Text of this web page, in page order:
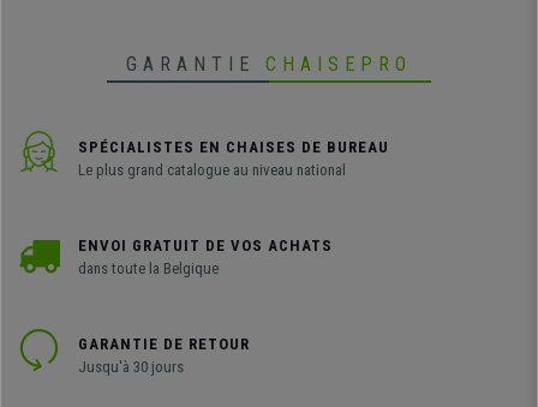
GARANTIE CHAISEPRO
SPÉCIALISTES EN CHAISES DE BUREAU
Le plus grand catalogue au niveau national
ENVOI GRATUIT DE VOS ACHATS
dans toute la Belgique
GARANTIE DE RETOUR
Jusqu'à 30 jours